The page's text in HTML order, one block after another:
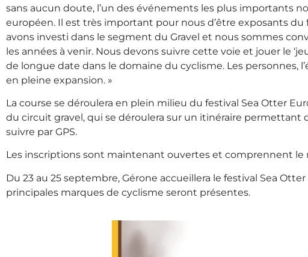
sans aucun doute, l’un des événements les plus importants
européen. Il est très important pour nous d’être exposants du
avons investi dans le segment du Gravel et nous sommes
les années à venir. Nous devons suivre cette voie et jouer le
de longue date dans le domaine du cyclisme. Les personnes,
en pleine expansion. »
La course se déroulera en plein milieu du festival Sea Otter
du circuit gravel, qui se déroulera sur un itinéraire permettant
suivre par GPS.
Les inscriptions sont maintenant ouvertes et comprennent le
Du 23 au 25 septembre, Gérone accueillera le festival Sea
principales marques de cyclisme seront présentes.